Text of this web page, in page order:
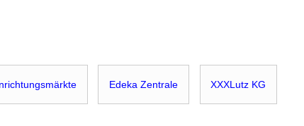
Edeka Zentrale XXXLutz KG